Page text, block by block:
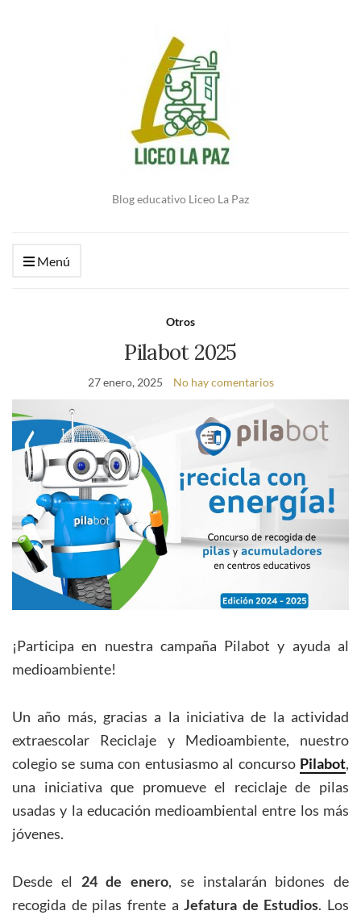
Blog educativo Liceo La Paz
Menú
Otros
Pilabot 2025
27 enero, 2025 No hay comentarios
¡Participa en nuestra campaña Pilabot y ayuda al
medioambiente!
Un año más, gracias a la iniciativa de la actividad
extraescolar Reciclaje y Medioambiente, nuestro
colegio se suma con entusiasmo al concurso Pilabot,
una iniciativa que promueve el reciclaje de pilas
usadas y la educación medioambiental entre los más
jóvenes.
Desde el 24 de enero, se instalarán bidones de
recogida de pilas frente aJefatura de Estudios. Los